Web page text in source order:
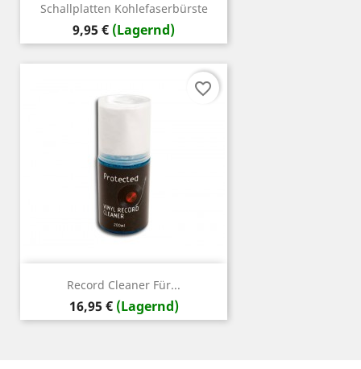
Schallplatten Kohlefaserbürste
Preis
9,95 € (Lagernd)
Record Cleaner Für...
Preis
16,95 € (Lagernd)
favorite_border